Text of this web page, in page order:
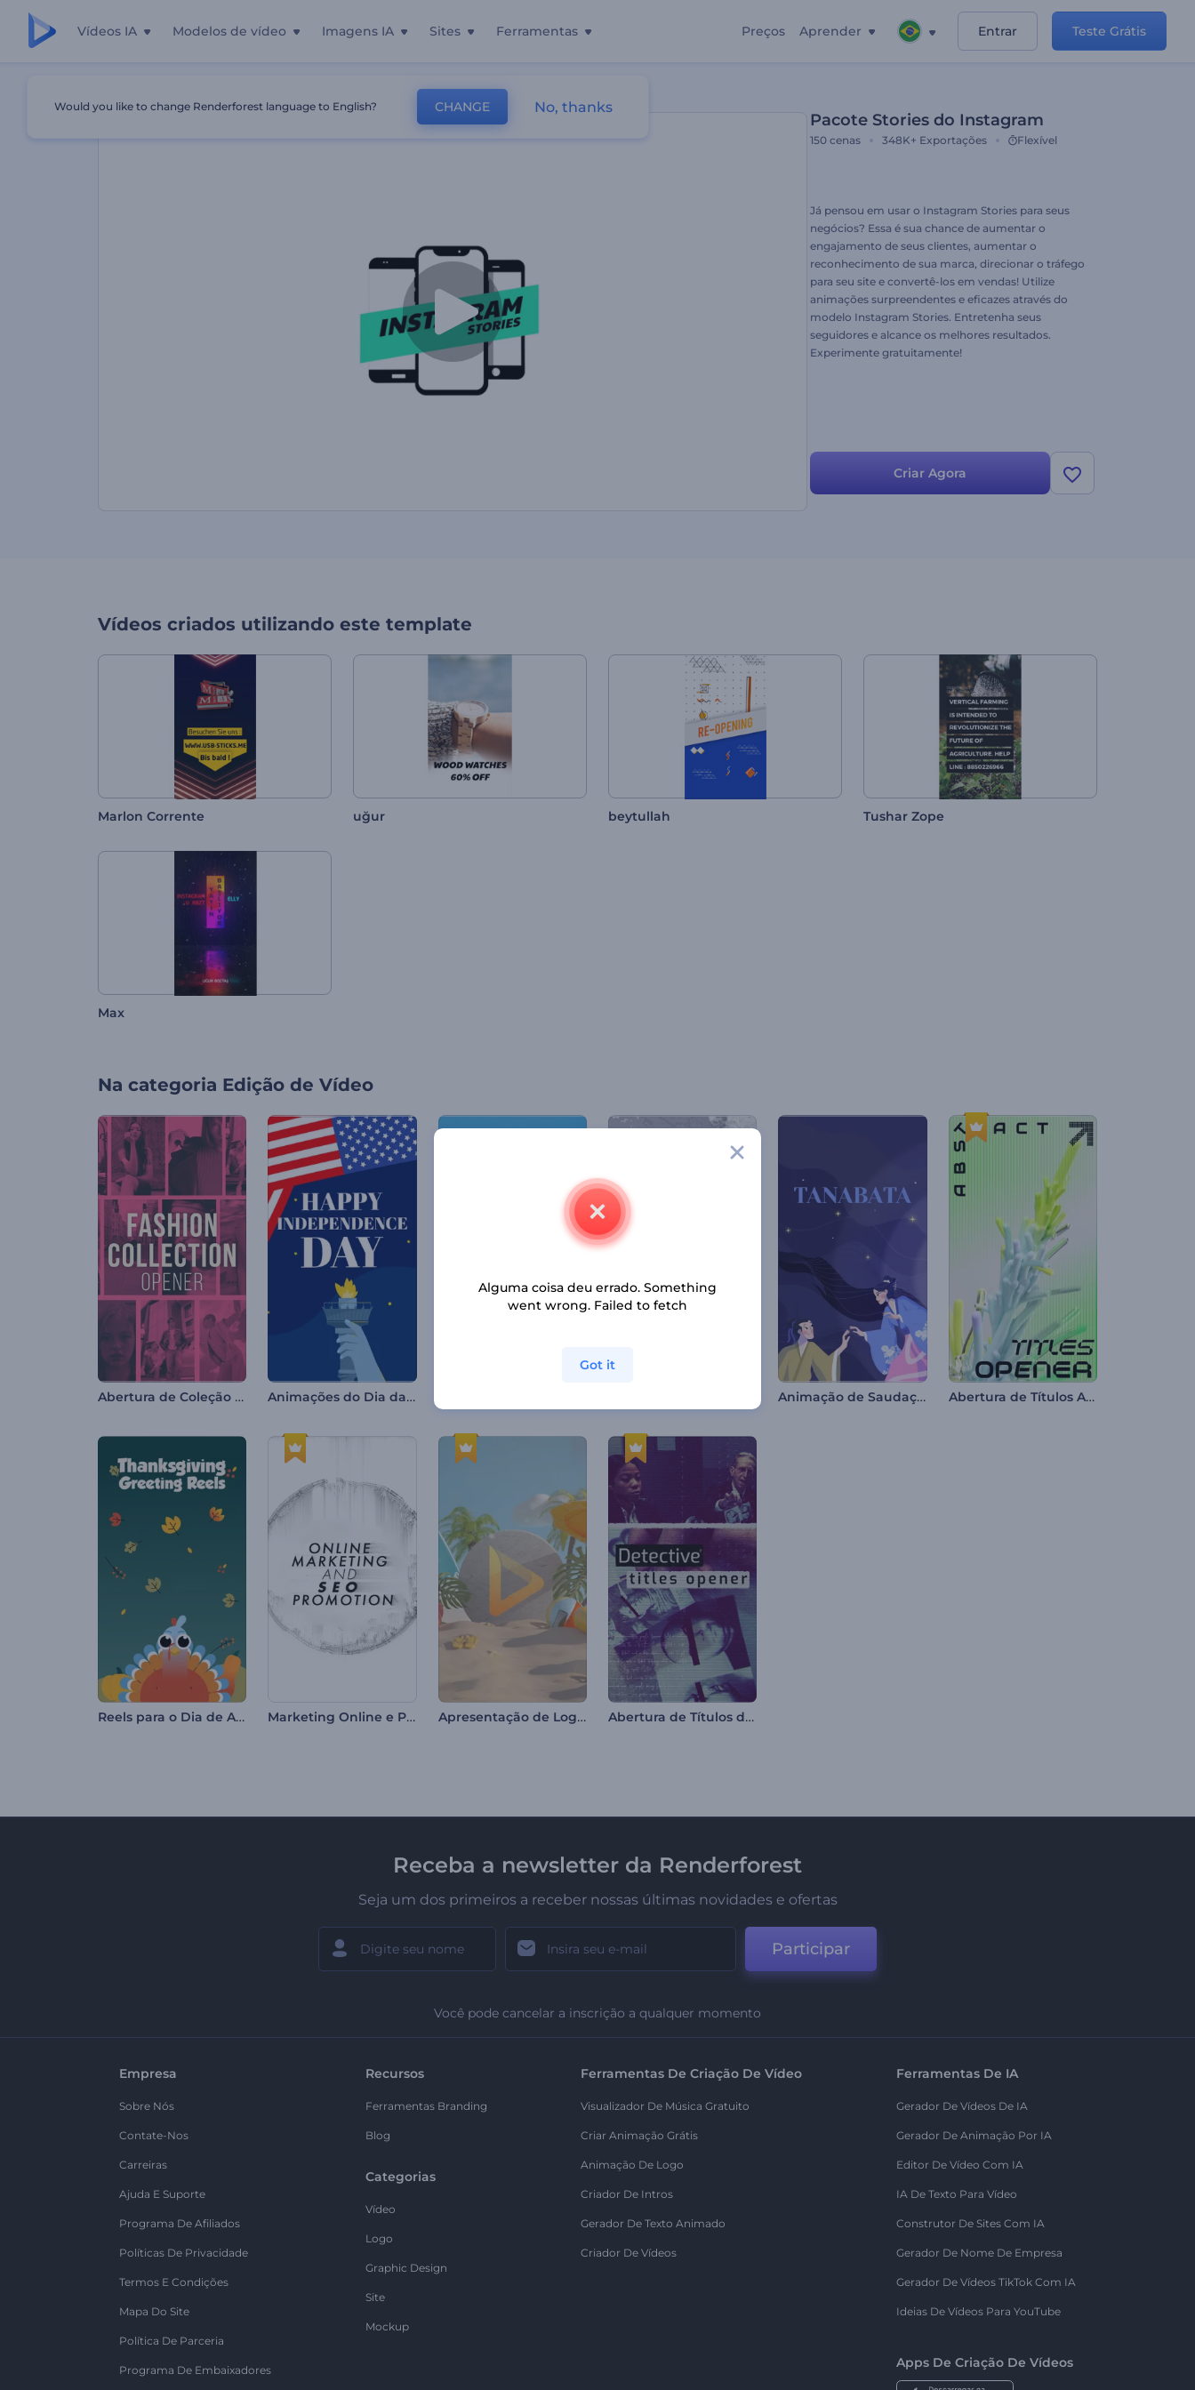
Vídeos IA Modelos de vídeo Imagens IA Sites Ferramentas Preços Aprender Entrar Teste Grátis
Pacote Stories do Instagram
150 cenas 348K+ Exportações Flexível
Já pensou em usar o Instagram Stories para seus
negócios? Essa é sua chance de aumentar o
engajamento de seus clientes, aumentar o
reconhecimento de sua marca, direcionar o tráfego
para seu site e convertê-los em vendas! Utilize
animações surpreendentes e eficazes através do
modelo Instagram Stories. Entretenha seus
seguidores e alcance os melhores resultados.
Experimente gratuitamente!
Criar Agora
Vídeos criados utilizando este template
Marlon Corrente uğur beytullah Tushar Zope
Max
Na categoria Edição de Vídeo
Abertura de Coleção de Moda Animações do Dia da Independência dos EUA Animação de Saudação Tanabata Abertura de Títulos Abstratos
Reels para o Dia de Ação de Graças Marketing Online e Promoção SEO Apresentação de Logo - Férias de Verão Abertura de Títulos de Detetive
Receba a newsletter da Renderforest
Seja um dos primeiros a receber nossas últimas novidades e ofertas
Participar
Você pode cancelar a inscrição a qualquer momento
Empresa
Sobre Nós
Contate-Nos
Carreiras
Ajuda E Suporte
Programa De Afiliados
Políticas De Privacidade
Termos E Condições
Mapa Do Site
Política De Parceria
Programa De Embaixadores
Recursos
Ferramentas Branding
Blog
Categorias
Vídeo
Logo
Graphic Design
Site
Mockup
Ferramentas De Criação De Vídeo
Visualizador De Música Gratuito
Criar Animação Grátis
Animação De Logo
Criador De Intros
Gerador De Texto Animado
Criador De Vídeos
Ferramentas De IA
Gerador De Vídeos De IA
Gerador De Animação Por IA
Editor De Vídeo Com IA
IA De Texto Para Vídeo
Construtor De Sites Com IA
Gerador De Nome De Empresa
Gerador De Vídeos TikTok Com IA
Ideias De Vídeos Para YouTube
Apps De Criação De Vídeos
Would you like to change Renderforest language to English? CHANGE No, thanks
Alguma coisa deu errado. Something
went wrong. Failed to fetch
Got it